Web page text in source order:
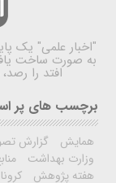
"اخبار علمی" یک
به صورت ساخت
افتد را
برچسب های پر
همایش گزارش
وزارت بهداشت
هفته پژوهش
کرونا